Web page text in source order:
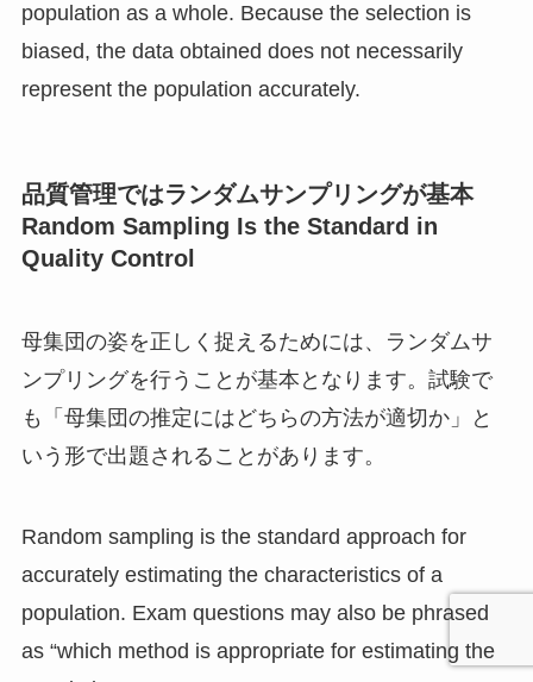
population as a whole. Because the selection is
biased, the data obtained does not necessarily
represent the population accurately.
品質管理ではランダムサンプリングが基本
Random Sampling Is the Standard in
Quality Control
母集団の姿を正しく捉えるためには、ランダムサ
ンプリングを行うことが基本となります。試験で
も「母集団の推定にはどちらの方法が適切か」と
いう形で出題されることがあります。
Random sampling is the standard approach for
accurately estimating the characteristics of a
population. Exam questions may also be phrased
as “which method is appropriate for estimating the